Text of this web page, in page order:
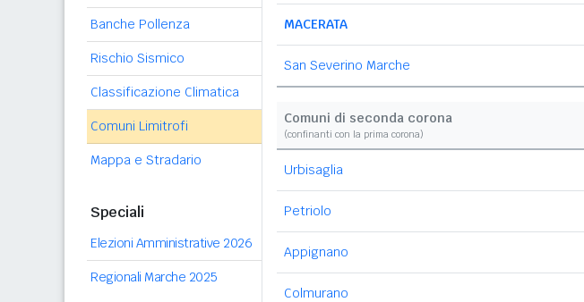
Banche Pollenza
Rischio Sismico
Classificazione Climatica
Comuni Limitrofi
Mappa e Stradario
Speciali
Elezioni Amministrative 2026
Regionali Marche 2025
MACERATA
San Severino Marche
Comuni di seconda corona
(confinanti con la prima corona)
Urbisaglia
Petriolo
Appignano
Colmurano